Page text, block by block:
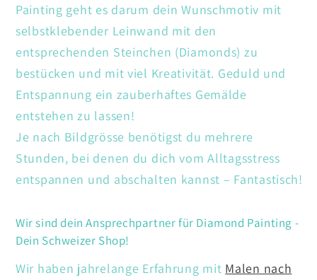
Painting geht es darum dein Wunschmotiv mit
selbstklebender Leinwand mit den
entsprechenden Steinchen (Diamonds) zu
bestücken und mit viel Kreativität. Geduld und
Entspannung ein zauberhaftes Gemälde
entstehen zu lassen!
Je nach Bildgrösse benötigst du mehrere
Stunden, bei denen du dich vom Alltagsstress
entspannen und abschalten kannst – Fantastisch!
Wir sind dein Ansprechpartner für Diamond Painting -
Dein Schweizer Shop!
Wir haben jahrelange Erfahrung mit Malen nach